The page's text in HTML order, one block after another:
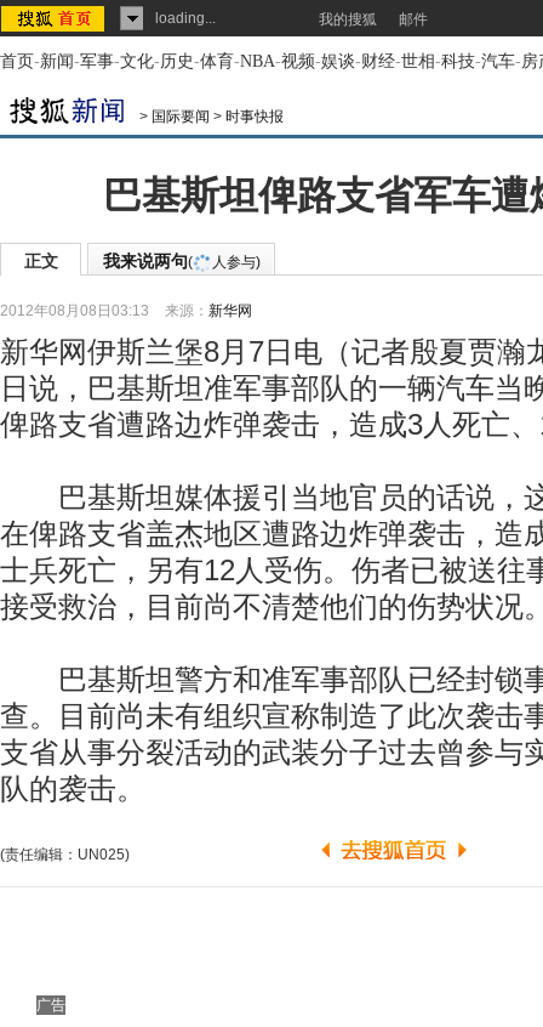
loading... 我的搜狐 邮件
首页-新闻-军事-文化-历史-体育-NBA-视频-娱谈-财经-世相-科技-汽车-房
> 国际要闻 > 时事快报
巴基斯坦俾路支省军车遭
正文 我来说两句( 人参与)
2012年08月08日03:13 来源： 新华网
新华网伊斯兰堡8月7日电（记者殷夏贾瀚
日说，巴基斯坦准军事部队的一辆汽车当
俾路支省遭路边炸弹袭击，造成3人死亡
巴基斯坦媒体援引当地官员的话说，
在俾路支省盖杰地区遭路边炸弹袭击，造
士兵死亡，另有12人受伤。伤者已被送往
接受救治，目前尚不清楚他们的伤势状况
巴基斯坦警方和准军事部队已经封锁
查。目前尚未有组织宣称制造了此次袭击
支省从事分裂活动的武装分子过去曾参与
队的袭击。
(责任编辑：UN025)
广告